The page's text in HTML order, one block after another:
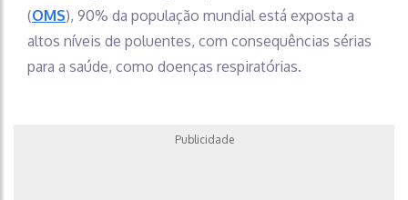
(OMS), 90% da população mundial está exposta a
altos níveis de poluentes, com consequências sérias
para a saúde, como doenças respiratórias.
Publicidade